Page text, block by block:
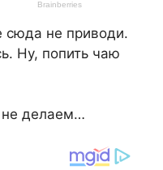
не приводи.
Ну, попить чаю
делаем…